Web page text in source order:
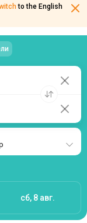
to the English
сб, 8 авг.